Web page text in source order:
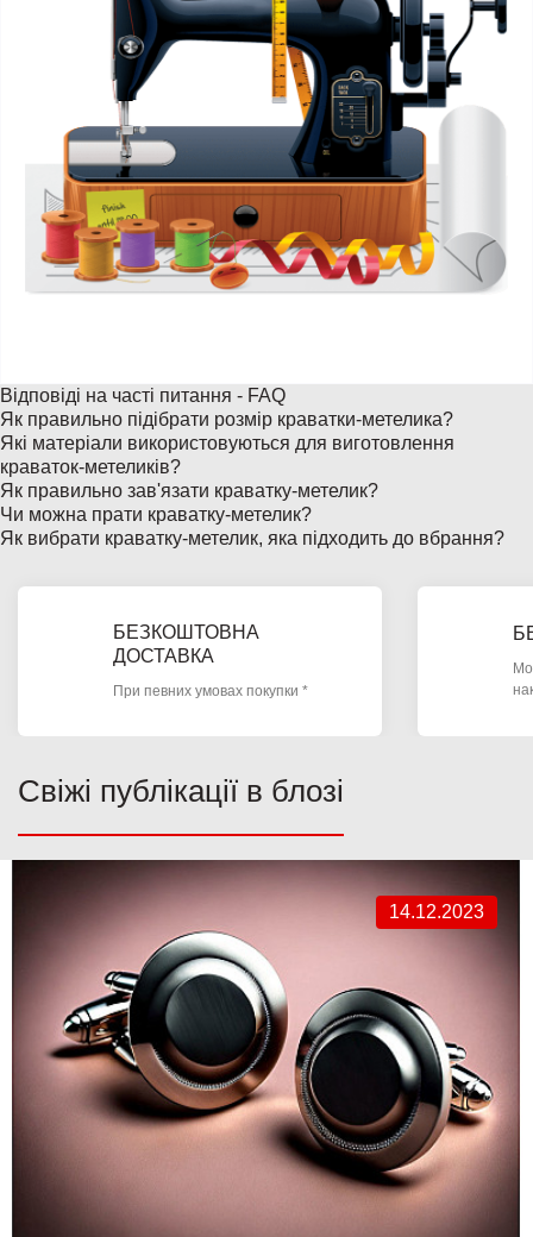
Відповіді на часті питання - FAQ
Як правильно підібрати розмір краватки-метелика?
Які матеріали використовуються для виготовлення
краваток-метеликів?
Як правильно зав'язати краватку-метелик?
Чи можна прати краватку-метелик?
Як вибрати краватку-метелик, яка підходить до вбрання?
БЕЗКОШТОВНА
ДОСТАВКА
При певних умовах покупки *
Свіжі публікації в блозі
14.12.2023